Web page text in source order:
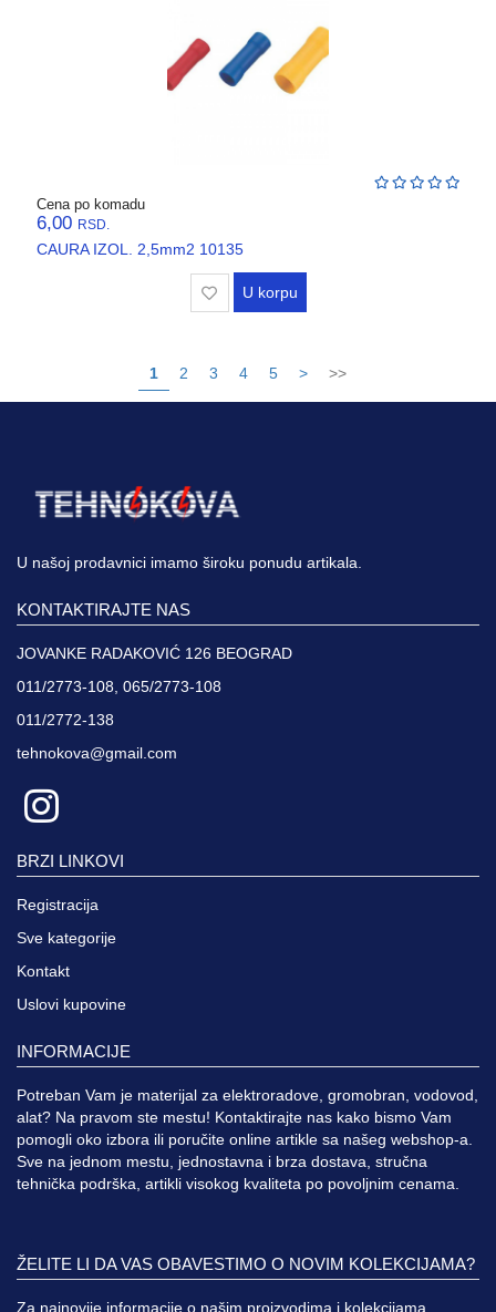
Cena po komadu
6,00 RSD.
CAURA IZOL. 2,5mm2 10135
U korpu
1 2 3 4 5 > >>
U našoj prodavnici imamo široku ponudu artikala.
KONTAKTIRAJTE NAS
JOVANKE RADAKOVIĆ 126 BEOGRAD
011/2773-108, 065/2773-108
011/2772-138
tehnokova@gmail.com
BRZI LINKOVI
Registracija
Sve kategorije
Kontakt
Uslovi kupovine
INFORMACIJE
Potreban Vam je materijal za elektroradove, gromobran, vodovod,
alat? Na pravom ste mestu! Kontaktirajte nas kako bismo Vam
pomogli oko izbora ili poručite online artikle sa našeg webshop-a.
Sve na jednom mestu, jednostavna i brza dostava, stručna
tehnička podrška, artikli visokog kvaliteta po povoljnim cenama.
ŽELITE LI DA VAS OBAVESTIMO O NOVIM KOLEKCIJAMA?
Za najnovije informacije o našim proizvodima i kolekcijama